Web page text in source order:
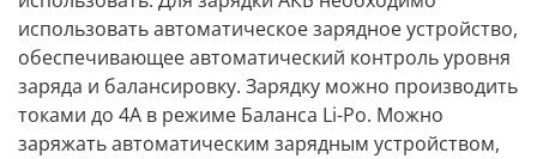
использовать автоматическое зарядное устройство,
обеспечивающее автоматический контроль уровня
заряда и балансировку. Зарядку можно производить
токами до 4А в режиме Баланса Li-Po. Можно
заряжать автоматическим зарядным устройством,